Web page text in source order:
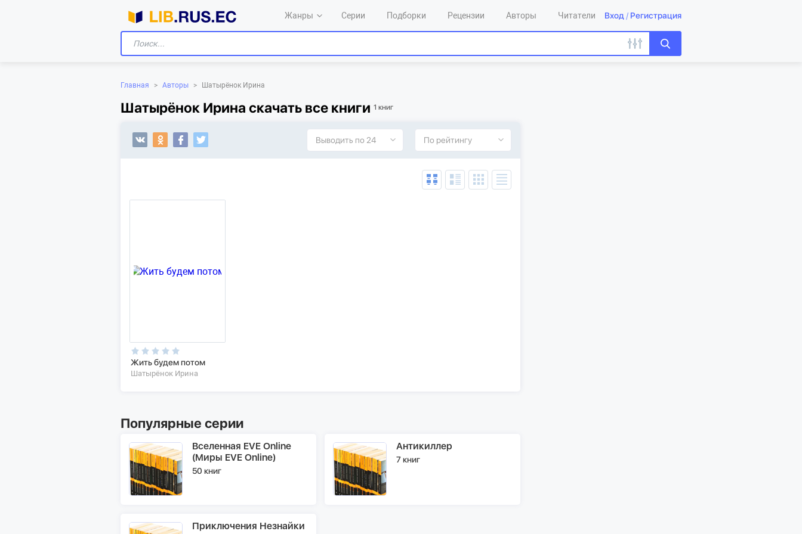
Жанры Серии Подборки Рецензии Авторы Читатели Вход / Регистрация
Главная > Авторы > Шатырёнок Ирина
Шатырёнок Ирина скачать все книги 1 книг
Выводить по 24 По рейтингу
Жить будем потом
Шатырёнок Ирина
Популярные серии
Вселенная EVE Online
(Миры EVE Online)
50 книг
Антикиллер
7 книг
Приключения Незнайки